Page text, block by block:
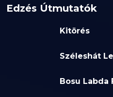
Edzés Útmutatók
Kitörés
Széleshát
Bosu Labda